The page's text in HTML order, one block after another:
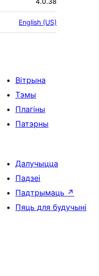
English (US)
Вітрына
Тэмы
Плагіны
Патэрны
Далучыцца
Падзеі
Падтрымаць ↗
Пяць для будучыні